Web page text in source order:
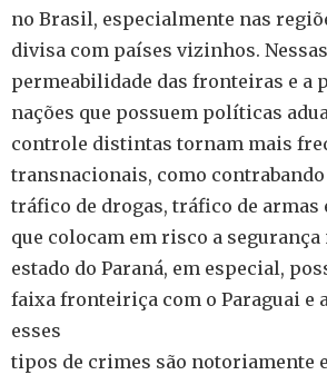
no Brasil, especialmente nas
divisa com países vizinhos.
permeabilidade das fronteiras e a
nações que possuem políticas
controle distintas tornam mais
transnacionais, como
tráfico de drogas, tráfico de armas
que colocam em risco a segurança
estado do Paraná, em especial,
faixa fronteiriça com o Paraguai e
esses
tipos de crimes são notoriamente